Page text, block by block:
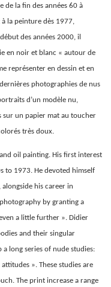
de la fin des années 60 à
à la peinture dès 1977,
des années 2000, il
en noir et blanc « autour de
représenter en dessin et en
photographies de nus
d’un modèle nu,
sur un papier mat au toucher
très doux.
oil painting. His first interest
to 1973. He devoted himself
his career in
by granting a
a little further ». Didier
and their singular
long series of nude studies:
». These studies are
The print increase a range